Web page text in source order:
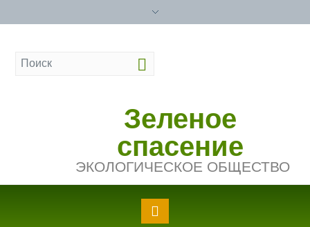
Зеленое
спасение
ЭКОЛОГИЧЕСКОЕ ОБЩЕСТВО